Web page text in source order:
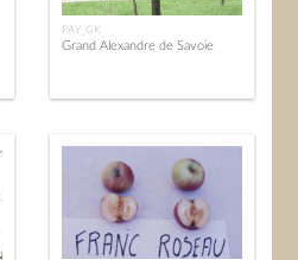
PAY_GK
Grand Alexandre de Savoie